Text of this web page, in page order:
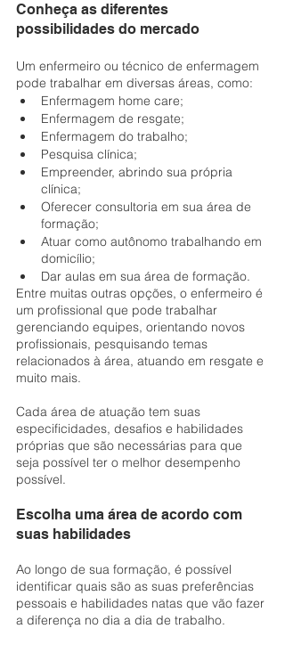
Conheça as diferentes
possibilidades do mercado
Um enfermeiro ou técnico de enfermagem
pode trabalhar em diversas áreas, como:
Enfermagem home care;
Enfermagem de resgate;
Enfermagem do trabalho;
Pesquisa clínica;
Empreender, abrindo sua própria
clínica;
Oferecer consultoria em sua área de
formação;
Atuar como autônomo trabalhando em
domicílio;
Dar aulas em sua área de formação.
Entre muitas outras opções, o enfermeiro é
um profissional que pode trabalhar
gerenciando equipes, orientando novos
profissionais, pesquisando temas
relacionados à área, atuando em resgate e
muito mais.
Cada área de atuação tem suas
especificidades, desafios e habilidades
próprias que são necessárias para que
seja possível ter o melhor desempenho
possível.
Escolha uma área de acordo com
suas habilidades
Ao longo de sua formação, é possível
identificar quais são as suas preferências
pessoais e habilidades natas que vão fazer
a diferença no dia a dia de trabalho.